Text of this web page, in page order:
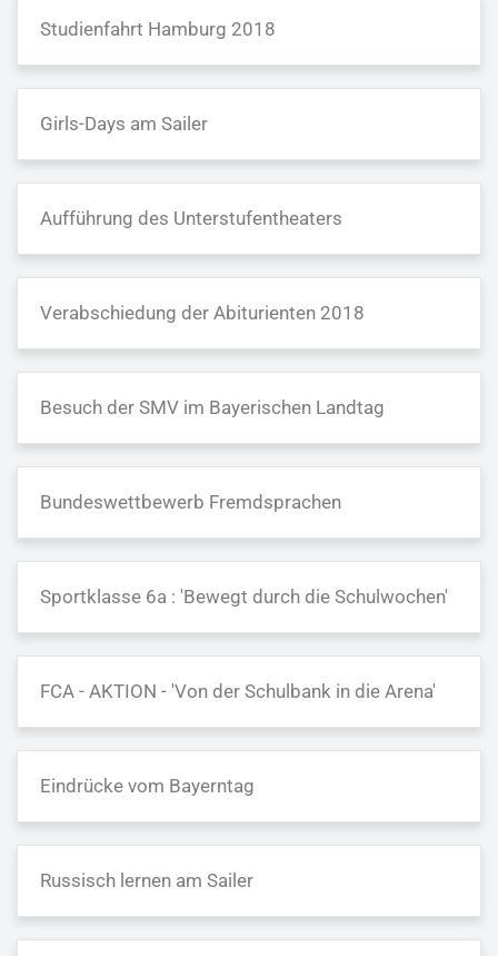
Studienfahrt Hamburg 2018
Girls-Days am Sailer
Aufführung des Unterstufentheaters
Verabschiedung der Abiturienten 2018
Besuch der SMV im Bayerischen Landtag
Bundeswettbewerb Fremdsprachen
Sportklasse 6a : 'Bewegt durch die Schulwochen'
FCA - AKTION - 'Von der Schulbank in die Arena'
Eindrücke vom Bayerntag
Russisch lernen am Sailer